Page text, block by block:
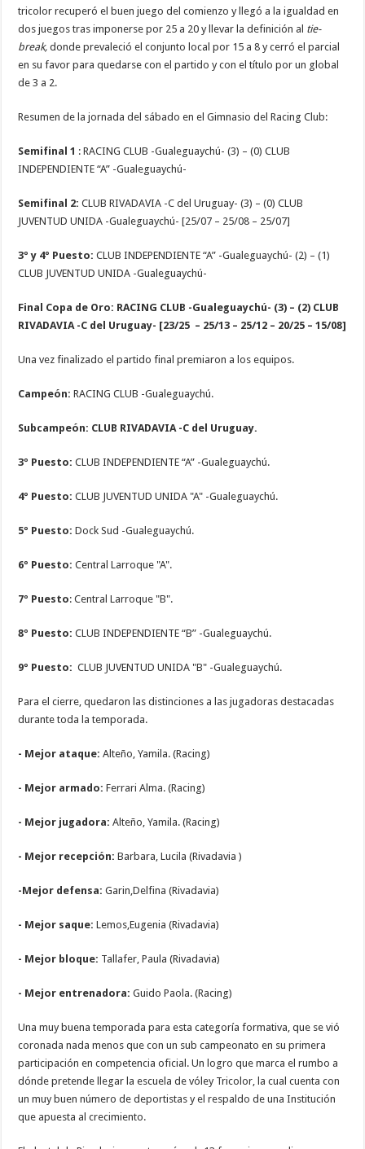
tricolor recuperó el buen juego del comienzo y llegó a la igualdad en
dos juegos tras imponerse por 25 a 20 y llevar la definición al tie-
break, donde prevaleció el conjunto local por 15 a 8 y cerró el parcial
en su favor para quedarse con el partido y con el título por un global
de 3 a 2.
Resumen de la jornada del sábado en el Gimnasio del Racing Club:
Semifinal 1 : RACING CLUB -Gualeguaychú- (3) – (0) CLUB
INDEPENDIENTE “A” -Gualeguaychú-
Semifinal 2: CLUB RIVADAVIA -C del Uruguay- (3) – (0) CLUB
JUVENTUD UNIDA -Gualeguaychú- [25/07 – 25/08 – 25/07]
3º y 4º Puesto: CLUB INDEPENDIENTE “A” -Gualeguaychú- (2) – (1)
CLUB JUVENTUD UNIDA -Gualeguaychú-
Final Copa de Oro: RACING CLUB -Gualeguaychú- (3) – (2) CLUB
RIVADAVIA -C del Uruguay- [23/25 – 25/13 – 25/12 – 20/25 – 15/08]
Una vez finalizado el partido final premiaron a los equipos.
Campeón: RACING CLUB -Gualeguaychú.
Subcampeón: CLUB RIVADAVIA -C del Uruguay.
3º Puesto: CLUB INDEPENDIENTE “A” -Gualeguaychú.
4º Puesto: CLUB JUVENTUD UNIDA "A" -Gualeguaychú.
5º Puesto: Dock Sud -Gualeguaychú.
6º Puesto: Central Larroque "A".
7º Puesto: Central Larroque "B".
8º Puesto: CLUB INDEPENDIENTE “B” -Gualeguaychú.
9º Puesto: CLUB JUVENTUD UNIDA "B" -Gualeguaychú.
Para el cierre, quedaron las distinciones a las jugadoras destacadas
durante toda la temporada.
- Mejor ataque: Alteño, Yamila. (Racing)
- Mejor armado: Ferrari Alma. (Racing)
- Mejor jugadora: Alteño, Yamila. (Racing)
- Mejor recepción: Barbara, Lucila (Rivadavia )
-Mejor defensa: Garin,Delfina (Rivadavia)
- Mejor saque: Lemos,Eugenia (Rivadavia)
- Mejor bloque: Tallafer, Paula (Rivadavia)
- Mejor entrenadora: Guido Paola. (Racing)
Una muy buena temporada para esta categoría formativa, que se vió
coronada nada menos que con un sub campeonato en su primera
participación en competencia oficial. Un logro que marca el rumbo a
dónde pretende llegar la escuela de vóley Tricolor, la cual cuenta con
un muy buen número de deportistas y el respaldo de una Institución
que apuesta al crecimiento.